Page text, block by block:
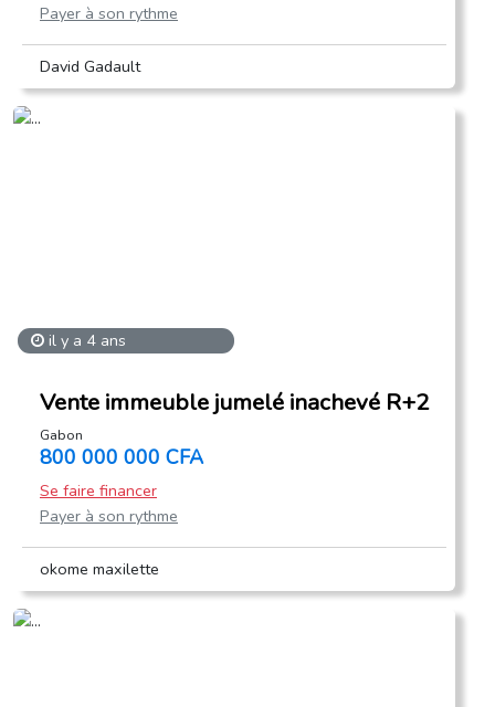
Payer à son rythme
David Gadault
il y a 4 ans
Vente immeuble jumelé inachevé R+2
Gabon
800 000 000 CFA
Se faire financer
Payer à son rythme
okome maxilette